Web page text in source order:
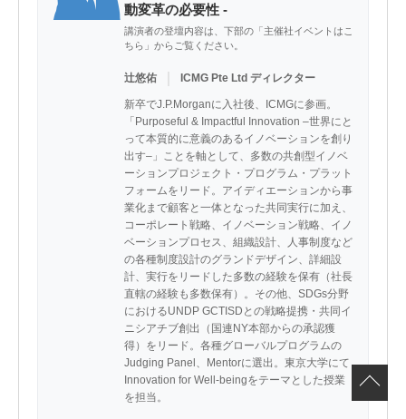
動変革の必要性 -
講演者の登壇内容は、下部の「主催社イベントはこ
ちら」からご覧ください。
辻悠佑 ICMG Pte Ltd ディレクター
新卒でJ.P.Morganに入社後、ICMGに参画。
「Purposeful & Impactful Innovation –世界にと
って本質的に意義のあるイノベーションを創り
出す–」ことを軸として、多数の共創型イノベ
ーションプロジェクト・プログラム・プラット
フォームをリード。アイディエーションから事
業化まで顧客と一体となった共同実行に加え、
コーポレート戦略、イノベーション戦略、イノ
ベーションプロセス、組織設計、人事制度など
の各種制度設計のグランドデザイン、詳細設
計、実行をリードした多数の経験を保有（社長
直轄の経験も多数保有）。その他、SDGs分野
におけるUNDP GCTISDとの戦略提携・共同イ
ニシアチブ創出（国連NY本部からの承認獲
得）をリード。各種グローバルプログラムの
Judging Panel、Mentorに選出。東京大学にて
Innovation for Well-beingをテーマとした授業
を担当。